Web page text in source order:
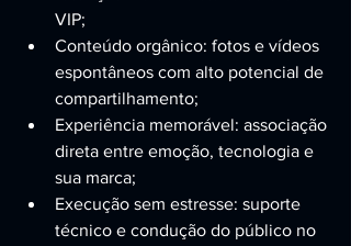
VIP;
Conteúdo orgânico: fotos e vídeos
espontâneos com alto potencial de
compartilhamento;
Experiência memorável: associação
direta entre emoção, tecnologia e
sua marca;
Execução sem estresse: suporte
técnico e condução do público no